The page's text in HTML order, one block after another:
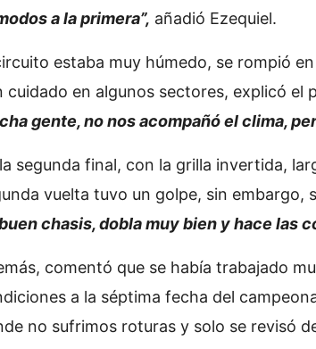
a la primera”, añadió Ezequiel.
estaba muy húmedo, se rompió
cuidado en algunos sectores, explicó el
gente, no nos acompañó el clima,
segunda final, con la grilla invertida,
vuelta tuvo un golpe, sin embargo,
chasis, dobla muy bien y hace las
comentó que se había trabajado
a la séptima fecha del
no sufrimos roturas y solo se revisó